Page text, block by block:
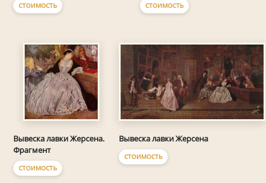
СТОИМОСТЬ СТОИМОСТЬ
Вывеска лавки Жерсена.
Фрагмент
СТОИМОСТЬ
Вывеска лавки Жерсена
СТОИМОСТЬ